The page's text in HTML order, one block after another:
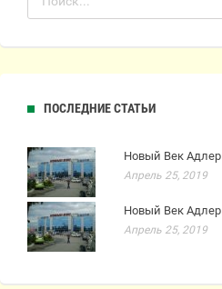
ПОСЛЕДНИЕ СТАТЬИ
Новый Век Адлер
Апрель 25, 2019
Новый Век Адлер
Апрель 25, 2019